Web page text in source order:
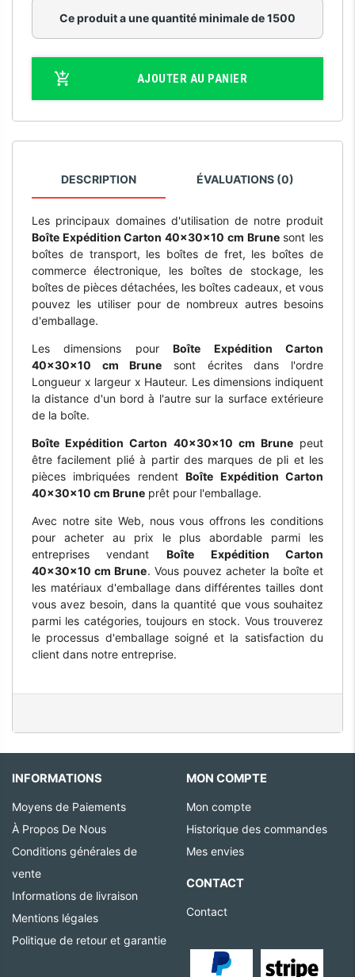
Ce produit a une quantité minimale de 1500
AJOUTER AU PANIER
DESCRIPTION ÉVALUATIONS (0)
Les principaux domaines d'utilisation de notre produit
Boîte Expédition Carton 40x30x10 cm Brunesont les
boîtes de transport, les boîtes de fret, les boîtes de
commerce électronique, les boîtes de stockage, les
boîtes de pièces détachées, les boîtes cadeaux, et vous
pouvez les utiliser pour de nombreux autres besoins
d'emballage.
Les dimensions pourBoîte Expédition Carton
40x30x10 cm Brune sont écrites dans l'ordre
Longueur x largeur x Hauteur. Les dimensions indiquent
la distance d'un bord à l'autre sur la surface extérieure
de la boîte.
Boîte Expédition Carton 40x30x10 cm Brunepeut
être facilement plié à partir des marques de pli et les
pièces imbriquées rendentBoîte Expédition Carton
40x30x10 cm Bruneprêt pour l'emballage.
Avec notre site Web, nous vous offrons les conditions
pour acheter au prix le plus abordable parmi les
entreprises vendant Boîte Expédition Carton
40x30x10 cm Brune. Vous pouvez acheter la boîte et
les matériaux d'emballage dans différentes tailles dont
vous avez besoin, dans la quantité que vous souhaitez
parmi les catégories, toujours en stock. Vous trouverez
le processus d'emballage soigné et la satisfaction du
client dans notre entreprise.
INFORMATIONS
Moyens de Paiements
À Propos De Nous
Conditions générales de
vente
Informations de livraison
Mentions légales
Politique de retour et garantie
MON COMPTE
Mon compte
Historique des commandes
Mes envies
CONTACT
Contact